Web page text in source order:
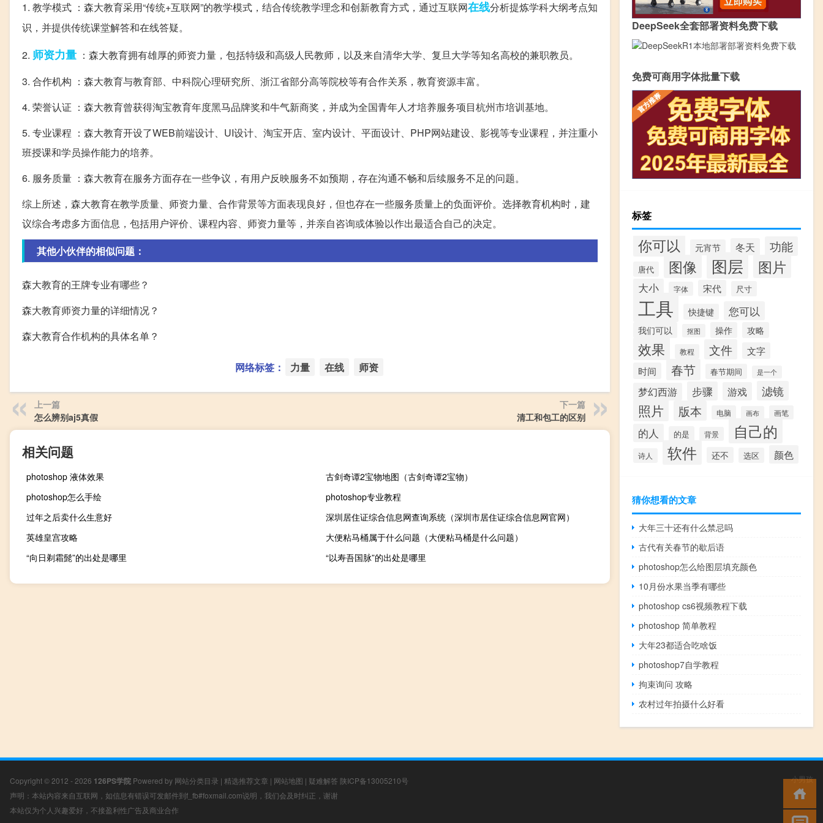
1. 教学模式 ：森大教育采用“传统+互联网”的教学模式，结合传统教学理念和创新教育方式，通过互联网在线分析提炼学科大纲考点知
识，并提供传统课堂解答和在线答疑。
2. 师资力量 ：森大教育拥有雄厚的师资力量，包括特级和高级人民教师，以及来自清华大学、复旦大学等知名高校的兼职教员。
3. 合作机构 ：森大教育与教育部、中科院心理研究所、浙江省部分高等院校等有合作关系，教育资源丰富。
4. 荣誉认证 ：森大教育曾获得淘宝教育年度黑马品牌奖和牛气新商奖，并成为全国青年人才培养服务项目杭州市培训基地。
5. 专业课程 ：森大教育开设了WEB前端设计、UI设计、淘宝开店、室内设计、平面设计、PHP网站建设、影视等专业课程，并注重小
班授课和学员操作能力的培养。
6. 服务质量 ：森大教育在服务方面存在一些争议，有用户反映服务不如预期，存在沟通不畅和后续服务不足的问题。
综上所述，森大教育在教学质量、师资力量、合作背景等方面表现良好，但也存在一些服务质量上的负面评价。选择教育机构时，建
议综合考虑多方面信息，包括用户评价、课程内容、师资力量等，并亲自咨询或体验以作出最适合自己的决定。
其他小伙伴的相似问题：
森大教育的王牌专业有哪些？
森大教育师资力量的详细情况？
森大教育合作机构的具体名单？
网络标签： 力量 在线 师资
上一篇
怎么辨别aj5真假
下一篇
清工和包工的区别
相关问题
photoshop 液体效果
古剑奇谭2宝物地图（古剑奇谭2宝物）
photoshop怎么手绘
photoshop专业教程
过年之后卖什么生意好
深圳居住证综合信息网查询系统（深圳市居住证综合信息网官网）
英雄皇宫攻略
大便粘马桶属于什么问题（大便粘马桶是什么问题）
“向日剃霜髭”的出处是哪里
“以寿吾国脉”的出处是哪里
DeepSeek全套部署资料免费下载
免费可商用字体批量下载
标签
你可以 元宵节 冬天 功能
唐代 图像 图层 图片
大小 字体 宋代 尺寸
工具 快捷键 您可以
我们可以 抠图 操作 攻略
效果 教程 文件
文字
时间
春节 春节期间 是一个
梦幻西游 步骤 游戏 滤镜
照片 版本 电脑 画布 画笔
的人 的是 背景 自己的
诗人 软件 还不 选区 颜色
猜你想看的文章
大年三十还有什么禁忌吗
古代有关春节的歇后语
photoshop怎么给图层填充颜色
10月份水果当季有哪些
photoshop cs6视频教程下载
photoshop 简单教程
大年23都适合吃啥饭
photoshop7自学教程
拘束询问 攻略
农村过年拍摄什么好看
Copyright © 2012 - 2026 126PS学院 Powered by 网站分类目录 | 精选推荐文章 | 网站地图 | 疑难解答 陕ICP备13005210号
声明：本站内容来自互联网，如信息有错误可发邮件到f_fb#foxmail.com说明，我们会及时纠正，谢谢
本站仅为个人兴趣爱好，不接盈利性广告及商业合作
小男孩